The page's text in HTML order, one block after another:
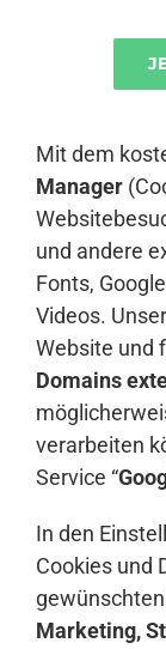
Mit dem
Manager
und andere
Fonts,
Videos.
Website und
Domains
verarbeiten
Service “
In den
Cookies und
gewünschten
Marketing,